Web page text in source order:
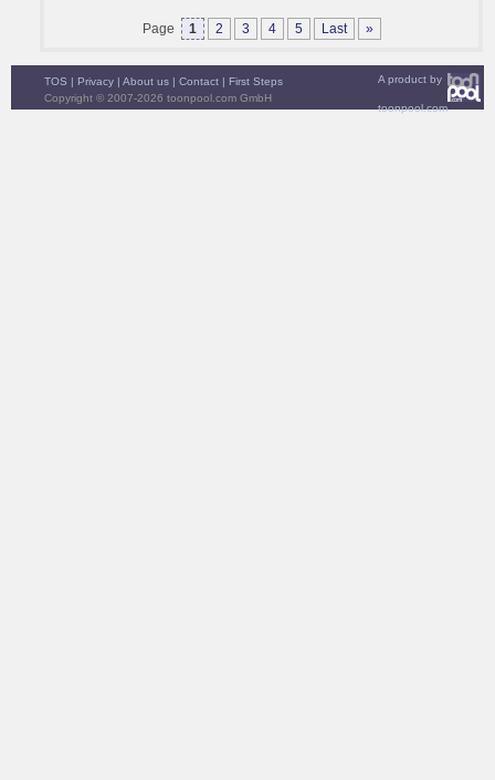
Page 1 2 3 4 5 Last »
A product by
toonpool.com
TOS | Privacy | About us | Contact | First Steps
Copyright © 2007-2026 toonpool.com GmbH